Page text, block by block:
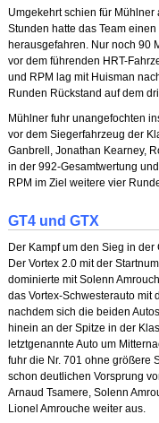
Umgekehrt schien für
Stunden hatte das Team
herausgefahren. Nur noch 90
vor dem führenden HRT-
und RPM lag mit Huisman
Runden Rückstand auf dem
Mühlner fuhr unangefochten
vor dem Siegerfahrzeug der
Ganbrell, Jonathan Kearney,
in der 992-Gesamtwertung
RPM im Ziel weitere vier
GT4 und GTX
Der Kampf um den Sieg in
Der Vortex 2.0 mit der
dominierte mit Solenn
das Vortex-Schwesterauto mit
nachdem sich die beiden
hinein an der Spitze in der
letztgenannte Auto um
fuhr die Nr. 701 ohne größere
schon deutlichen Vorsprung
Arnaud Tsamere, Solenn
Lionel Amrouche weiter aus.